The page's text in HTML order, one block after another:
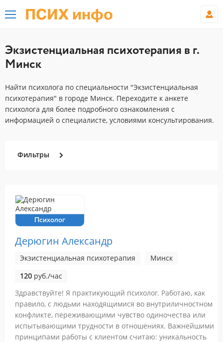
ПСИХ инфо
Экзистенциальная психотерапия в г.
Минск
Найти психолога по специальности "Экзистенциальная
психотерапия" в городе Минск. Переходите к анкете
психолога для более подробного ознакомления с
информацией о специалисте, условиями консультирования.
Фильтры
Психолог
Дерюгин Александр
Экзистенциальная психотерапия
Минск
120 руб./час
Здравствуйте! Я практикующий психолог. Работаю, как
правило, с людьми находящимися во внутриличностном
конфликте, переживающими чувство одиночества или
испытывающими трудности в отношениях. Важнейшими
принципами работы с клиентом считаю: уникальность